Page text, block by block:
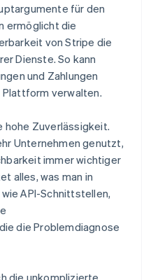
für den
ermöglicht die
von Stripe die
Dienste. So kann
und Zahlungen
Plattform verwalten.
hohe Zuverlässigkeit.
Unternehmen genutzt,
immer wichtiger
alles, was man in
API-Schnittstellen,
die Problemdiagnose
die unkomplizierte